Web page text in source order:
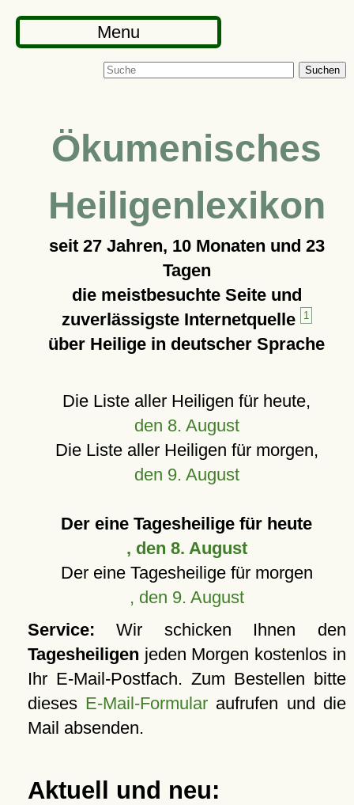
Menu
Suchen
Ökumenisches
Heiligenlexikon
seit 27 Jahren, 10 Monaten und 23
Tagen
die meistbesuchte Seite und
zuverlässigste Internetquelle
1
über Heilige in deutscher Sprache
Die Liste aller Heiligen für heute,
den 8. August
Die Liste aller Heiligen für morgen,
den 9. August
Der eine Tagesheilige für heute
, den 8. August
Der eine Tagesheilige für morgen
, den 9. August
Service: Wir schicken Ihnen den
Tagesheiligen jeden Morgen kostenlos in
Ihr E-Mail-Postfach. Zum Bestellen bitte
dieses E-Mail-Formular aufrufen und die
Mail absenden.
Aktuell und neu: